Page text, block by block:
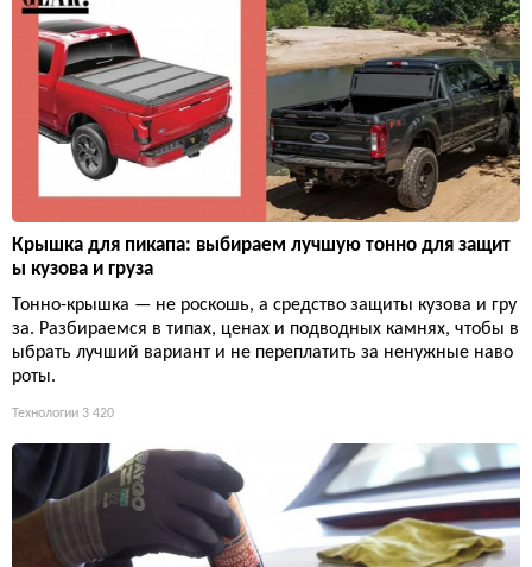
Крышка для пикапа: выбираем лучшую тонно для защит
ы кузова и груза
Тонно-крышка — не роскошь, а средство защиты кузова и гру
за. Разбираемся в типах, ценах и подводных камнях, чтобы в
ыбрать лучший вариант и не переплатить за ненужные наво
роты.
Технологии 3 420